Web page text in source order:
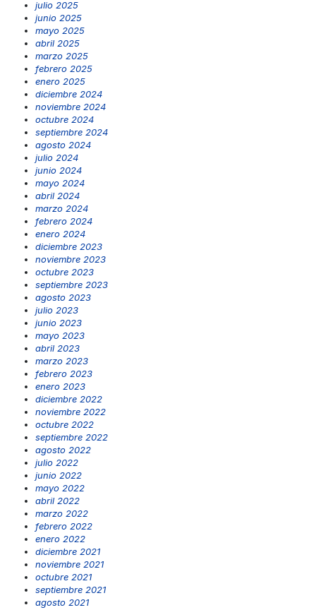
julio 2025
junio 2025
mayo 2025
abril 2025
marzo 2025
febrero 2025
enero 2025
diciembre 2024
noviembre 2024
octubre 2024
septiembre 2024
agosto 2024
julio 2024
junio 2024
mayo 2024
abril 2024
marzo 2024
febrero 2024
enero 2024
diciembre 2023
noviembre 2023
octubre 2023
septiembre 2023
agosto 2023
julio 2023
junio 2023
mayo 2023
abril 2023
marzo 2023
febrero 2023
enero 2023
diciembre 2022
noviembre 2022
octubre 2022
septiembre 2022
agosto 2022
julio 2022
junio 2022
mayo 2022
abril 2022
marzo 2022
febrero 2022
enero 2022
diciembre 2021
noviembre 2021
octubre 2021
septiembre 2021
agosto 2021